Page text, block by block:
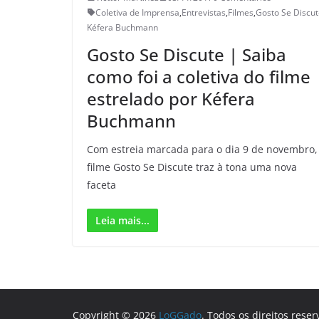
Coletiva de Imprensa,Entrevistas,Filmes,Gosto Se
Kéfera Buchmann
Gosto Se Discute | Saiba
como foi a coletiva do filme
estrelado por Kéfera
Buchmann
Com estreia marcada para o dia 9 de
filme Gosto Se Discute traz à tona uma nova
faceta
Leia mais...
Copyright © 2026 LoGGado. Todos os direitos